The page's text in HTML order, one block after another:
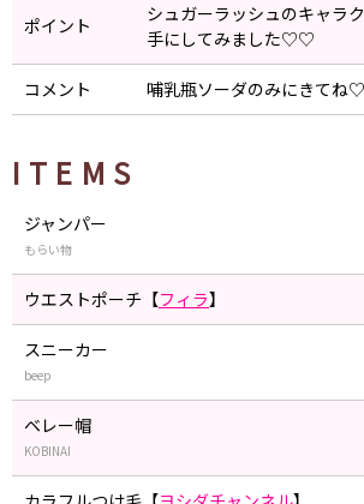
ポイント
シュガーラッシュのキャラ
手にしてみました♡♡
コメント 哺乳瓶ソーダのみにきて
ITEMS
ジャンパー
もらい物
ウエストポーチ【フィラ】
スニーカー
beep
ベレー帽
KOBINAI